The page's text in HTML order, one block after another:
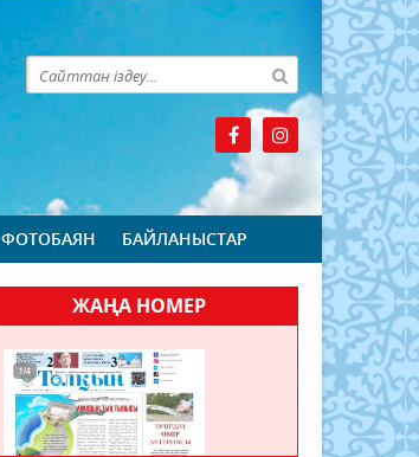
ФОТОБАЯН БАЙЛАНЫСТАР
ЖАҢА НОМЕР